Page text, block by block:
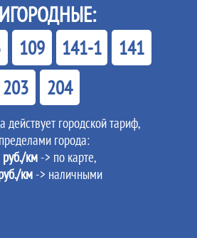
109 141-1
141
203
204
действует городской тариф,
города:
км -> по карте,
км-> наличными